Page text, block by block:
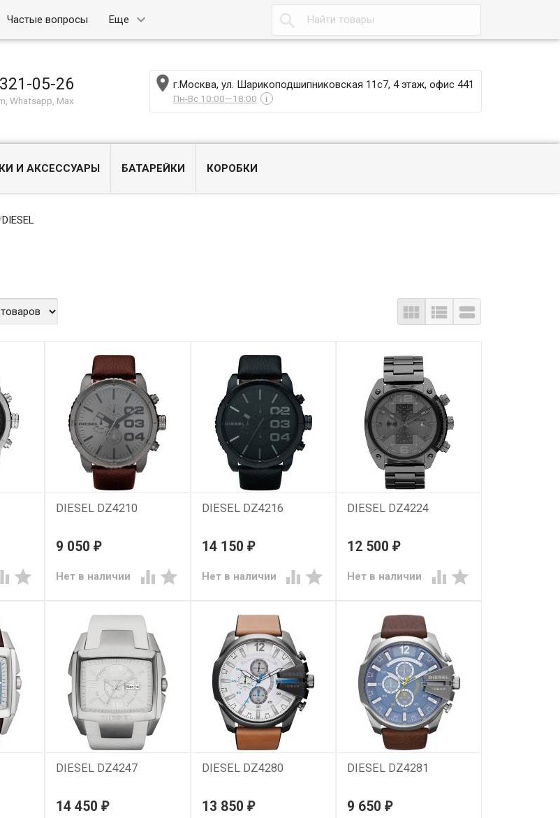
Частые вопросы Еще 
05-26
Whatsapp, Max
 г.Москва, ул. Шарикоподшипниковская 11с7, 4 этаж, офис 441
Пн-Вс 10:00—18:00 i
И АКСЕССУАРЫ БАТАРЕЙКИ КОРОБКИ
DIESEL
  

DIESEL DZ4210
9 050₽
Нет в наличии  
DIESEL DZ4216
14 150 ₽
Нет в наличии  
DIESEL DZ4224
12 500₽
Нет в наличии  
DIESEL DZ4247
14 450₽
DIESEL DZ4280
13 850 ₽
DIESEL DZ4281
9 650₽